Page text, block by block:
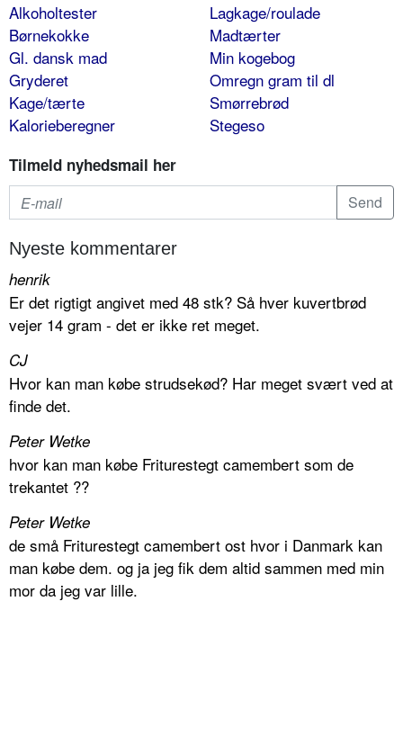
Alkoholtester
Børnekokke
Gl. dansk mad
Gryderet
Kage/tærte
Kalorieberegner
Lagkage/roulade
Madtærter
Min kogebog
Omregn gram til dl
Smørrebrød
Stegeso
Tilmeld nyhedsmail her
Nyeste kommentarer
henrik
Er det rigtigt angivet med 48 stk? Så hver kuvertbrød
vejer 14 gram - det er ikke ret meget.
CJ
Hvor kan man købe strudsekød? Har meget svært ved at
finde det.
Peter Wetke
hvor kan man købe Friturestegt camembert som de
trekantet ??
Peter Wetke
de små Friturestegt camembert ost hvor i Danmark kan
man købe dem. og ja jeg fik dem altid sammen med min
mor da jeg var lille.